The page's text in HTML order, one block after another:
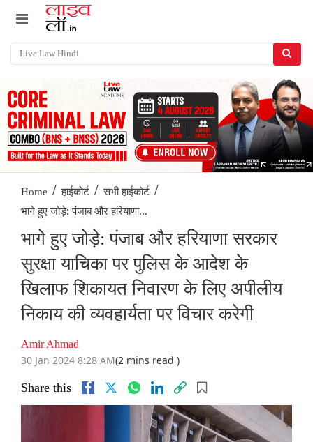
Home / हाईकोर्ट / सभी हाईकोर्ट /
भागे हुए जोड़े: पंजाब और हरियाणा...
भागे हुए जोड़े: पंजाब और हरियाणा सरकार
सुरक्षा याचिका पर पुलिस के आदेश के
खिलाफ शिकायत निवारण के लिए अपीलीय
निकाय की व्यवहार्यता पर विचार करेगी
Amir Ahmad
30 Jan 2024 8:28 AM(2 mins read )
Share this